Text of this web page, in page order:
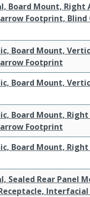
Board Mount, Right
Footprint, Blind
Board Mount,
Footprint
Board Mount,
Board Mount,
Footprint
Board Mount,
Sealed Rear Panel
Interfacial